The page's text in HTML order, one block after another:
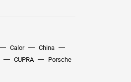
Calor
China
CUPRA
Porsche